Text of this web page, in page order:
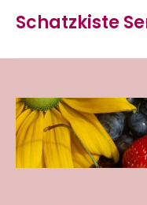
content
Schatzkiste